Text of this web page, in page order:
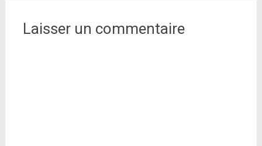
Laisser un commentaire